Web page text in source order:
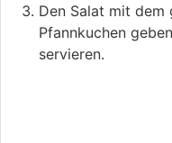
Den Salat mit dem
Pfannkuchen
servieren.